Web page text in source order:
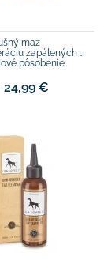
maz
zapálených uší
pôsobenie
24,99 €